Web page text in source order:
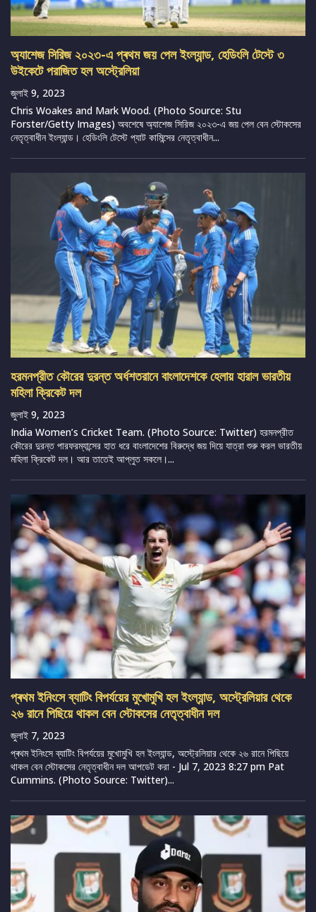
অ্যাশেজ সিরিজ ২০২৩-এ প্ৰথম জয় পেল ইংল্যান্ড, হেডিংলি টেস্টে ৩
উইকেটে পরাজিত হল অস্ট্রেলিয়া
জুলাই 9, 2023
Chris Woakes and Mark Wood. (Photo Source: Stu
Forster/Getty Images) অবশেষে অ্যাশেজ সিরিজ ২০২৩-এ জয় পেল বেন স্টোকসের
নেতৃত্বাধীন ইংল্যান্ড। হেডিংলি টেস্টে প্যাট কামিন্সের নেতৃত্বাধীন...
হরমনপ্রীত কৌরের দুরন্ত অর্ধশতরানে বাংলাদেশকে হেলায় হারাল ভারতীয়
মহিলা ক্রিকেট দল
জুলাই 9, 2023
India Women’s Cricket Team. (Photo Source: Twitter) হরমনপ্রীত
কৌরের দুরন্ত পারফরম্যান্সের হাত ধরে বাংলাদেশের বিরুদ্ধে জয় দিয়ে যাত্রা শুরু করল ভারতীয়
মহিলা ক্রিকেট দল। আর তাতেই আপ্লুত সকলে।...
প্ৰথম ইনিংসে ব্যাটিং বিপর্যয়ের মুখোমুখি হল ইংল্যান্ড, অস্ট্রেলিয়ার থেকে
২৬ রানে পিছিয়ে থাকল বেন স্টোকসের নেতৃত্বাধীন দল
জুলাই 7, 2023
প্ৰথম ইনিংসে ব্যাটিং বিপর্যয়ের মুখোমুখি হল ইংল্যান্ড, অস্ট্রেলিয়ার থেকে ২৬ রানে পিছিয়ে
থাকল বেন স্টোকসের নেতৃত্বাধীন দল আপডেট করা - Jul 7, 2023 8:27 pm Pat
Cummins. (Photo Source: Twitter)...